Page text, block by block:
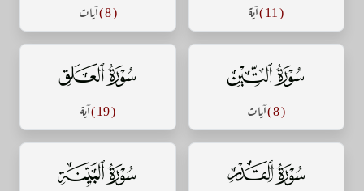
( 11 ) آية ( 8 ) آيات
سورة التين
( 8 ) آيات
سورة العلق
( 19 ) آية
سورة القدر سورة البينة